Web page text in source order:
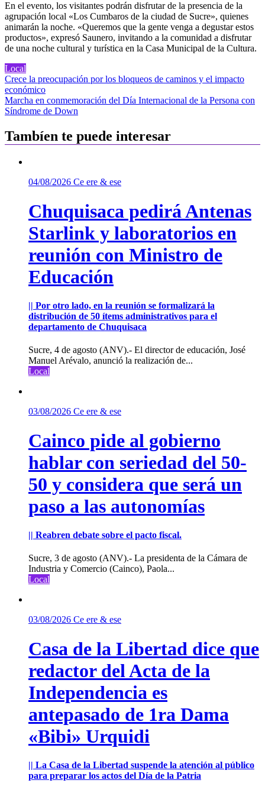
En el evento, los visitantes podrán disfrutar de la presencia de la
agrupación local «Los Cumbaros de la ciudad de Sucre», quienes
animarán la noche. «Queremos que la gente venga a degustar estos
productos», expresó Saunero, invitando a la comunidad a disfrutar
de una noche cultural y turística en la Casa Municipal de la Cultura.
Local
Navegación
de
entradas
Crece la preocupación por los bloqueos de caminos y el impacto
económico
Marcha en conmemoración del Día Internacional de la Persona con
Síndrome de Down
Tambíen te puede interesar
04/08/2026 Ce ere & ese
Chuquisaca pedirá Antenas
Starlink y laboratorios en
reunión con Ministro de
Educación
|| Por otro lado, en la reunión se formalizará la
distribución de 50 ítems administrativos para el
departamento de Chuquisaca
Sucre, 4 de agosto (ANV).- El director de educación, José
Manuel Arévalo, anunció la realización de...
Local
03/08/2026 Ce ere & ese
Cainco pide al gobierno
hablar con seriedad del 50-
50 y considera que será un
paso a las autonomías
|| Reabren debate sobre el pacto fiscal.
Sucre, 3 de agosto (ANV).- La presidenta de la Cámara de
Industria y Comercio (Cainco), Paola...
Local
03/08/2026 Ce ere & ese
Casa de la Libertad dice que
redactor del Acta de la
Independencia es
antepasado de 1ra Dama
«Bibi» Urquidi
|| La Casa de la Libertad suspende la atención al público
para preparar los actos del Día de la Patria